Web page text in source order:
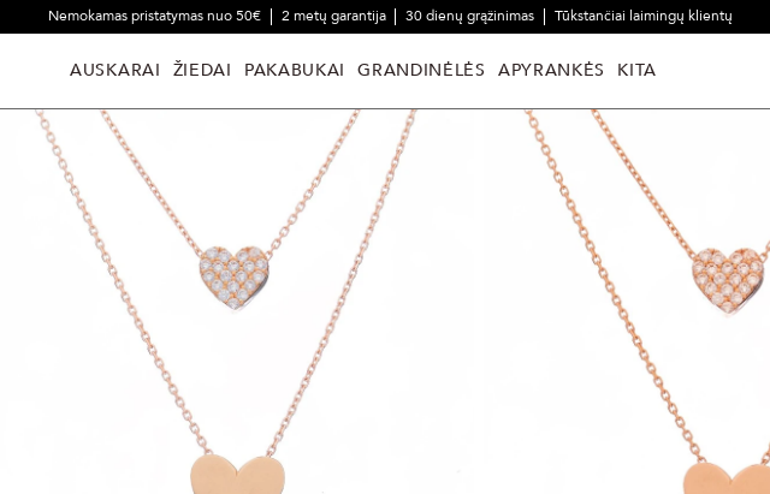
Nemokamas pristatymas nuo 50€ 2 metų garantija 30 dienų grąžinimas Tūkstančiai laimingų klientų
AUSKARAI ŽIEDAI PAKABUKAI GRANDINĖLĖS APYRANKĖS KITA